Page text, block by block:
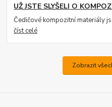
UŽ JSTE SLYŠELI O
Čedičové kompozitní materiály
číst celé
Zobrazit